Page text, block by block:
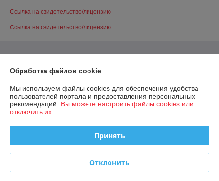
Ссылка на свидетельство/лицензию
Ссылка на свидетельство/лицензию
Обработка файлов cookie
Мы используем файлы cookies для обеспечения удобства
пользователей портала и предоставления персональных
рекомендаций. Вы можете настроить файлы cookies или
отключить их.
Принять
Отклонить